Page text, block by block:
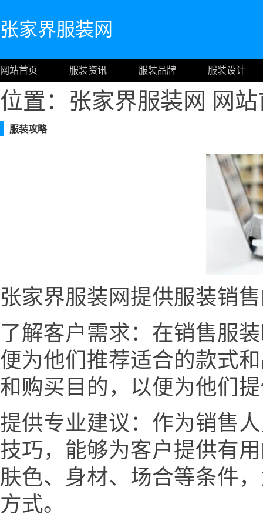
张家界服装网
网站首页 服装资讯 服装品牌 服装设计
位置：张家界服装网 网
服装攻略
张家界服装网提供服装销
了解客户需求：在销售服
便为他们推荐适合的款式
和购买目的，以便为他们
提供专业建议：作为销售
技巧，能够为客户提供有
肤色、身材、场合等条件
方式。